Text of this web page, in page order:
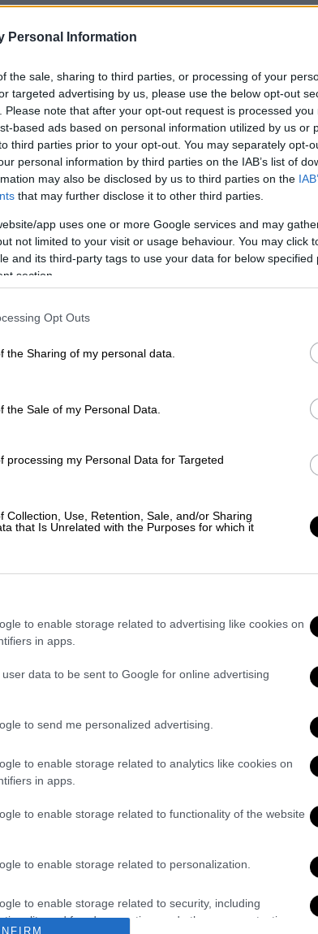
Personal Information
the sale, sharing to third parties, or processing of your
targeted advertising by us, please use the below opt-out
Please note that after your opt-out request is processed you
based ads based on personal information utilized by us or
third parties prior to your opt-out. You may separately opt-
personal information by third parties on the IAB’s list of
may also be disclosed by us to third parties on the
that may further disclose it to other third parties.
app uses one or more Google services and may
not limited to your visit or usage behaviour. You may click
and its third-party tags to use your data for below specified
section.
Opt Outs
the Sharing of my personal data.
the Sale of my Personal Data.
processing my Personal Data for Targeted
Collection, Use, Retention, Sale, and/or Sharing
that Is Unrelated with the Purposes for which it
to enable storage related to advertising like cookies on
in apps.
data to be sent to Google for online advertising
to send me personalized advertising.
to enable storage related to analytics like cookies on
in apps.
to enable storage related to functionality of the website
to enable storage related to personalization.
to enable storage related to security, including
and fraud prevention, and other user protection.